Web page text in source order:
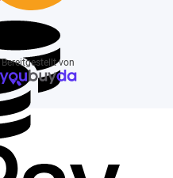
Bereitgestellt von